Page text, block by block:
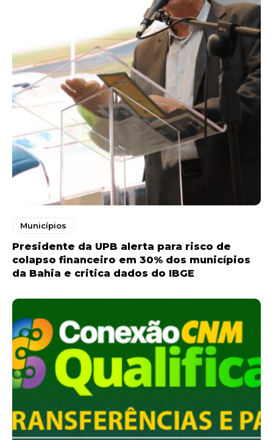
Municípios
Presidente da UPB alerta para risco de
colapso financeiro em 30% dos municípios
da Bahia e critica dados do IBGE